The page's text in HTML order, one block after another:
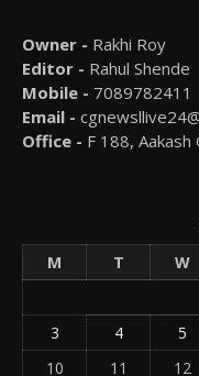
Owner - Rakhi Roy
Editor - Rahul Shende
Mobile - 7089782411
Email -
Office - F 188, Aakash
M
T W
3
4 5
10
11 12